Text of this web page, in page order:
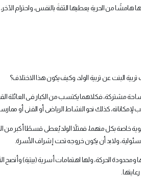
هامشًا من الحرية يعطيها الثقةَ بالنفس، واحترام
البنت عن تربية الولد، وكيف يكون هذا الاختلاف؟
مشتركة، فكلاهما يكتسب من الكبار فى العائلة
لإمكاناته، كذلك نحو النشاط الرياضى أو الفنى أو
خاصة بكل منهما، فمثلاً الولد يُعطى قسطًا أكبر
ولابد أن يكون خروجه تحت إشراف الأسرة.
ومحدودة الحركة، ولها اهتمامات أسرية (بيتية)